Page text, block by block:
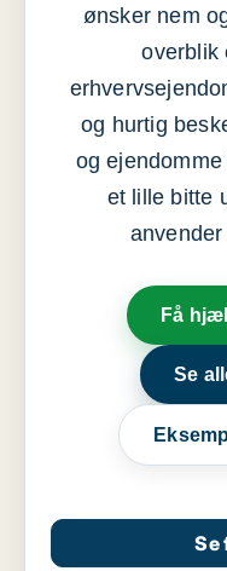
ønsker nem
overblik
og hurtig
og
et lille bitte
Få
Se
Se